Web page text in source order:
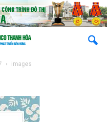
images